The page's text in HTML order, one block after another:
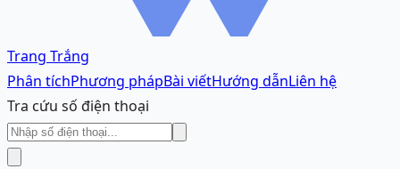
Trang Trắng
Phân tíchPhương phápBài viếtHướng dẫnLiên hệ
Tra cứu số điện thoại